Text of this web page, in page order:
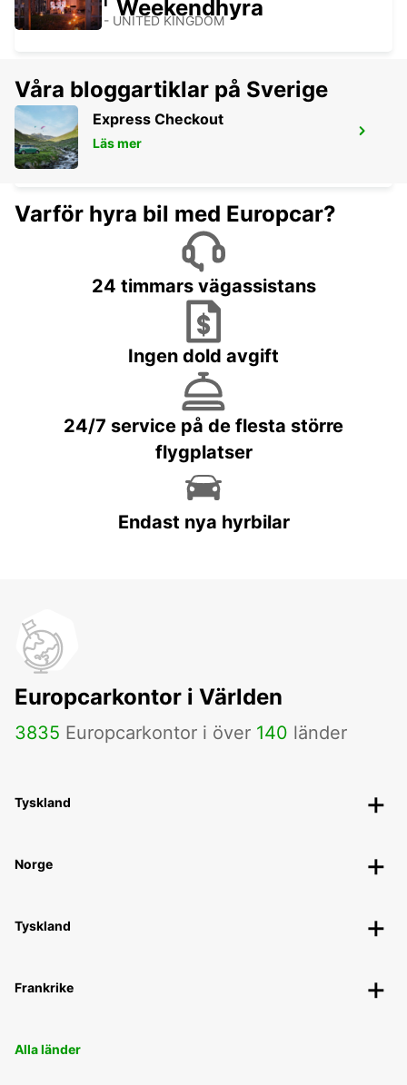
ROMFORD - UNITED KINGDOM
LONDON PARK ROYAL
LONDON - UNITED KINGDOM
Weekendhyra
Våra bloggartiklar på Sverige
Express Checkout
Läs mer
Varför hyra bil med Europcar?
24 timmars vägassistans
Ingen dold avgift
24/7 service på de flesta större
flygplatser
Endast nya hyrbilar
Europcarkontor i Världen
3835 Europcarkontor i över 140 länder
Tyskland
Norge
Tyskland
Frankrike
Alla länder